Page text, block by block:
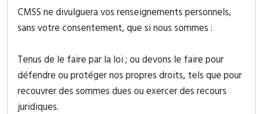
CMSS ne divulguera vos renseignements personnels,
sans votre consentement, que si nous sommes :
Tenus de le faire par la loi ; ou devons le faire pour
défendre ou protéger nos propres droits, tels que pour
recouvrer des sommes dues ou exercer des recours
juridiques.